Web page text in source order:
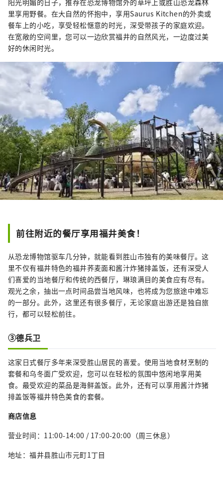
里享用野餐。在大自然的怀抱中，享用Saurus Kitchen的外卖或
餐车上的小吃，享受轻松惬意的时光，深受带孩子的家庭欢迎。
在宽敞的空间里，您可以一边欣赏福井的自然风光，一边度过美
好的休闲时光。
前往附近的餐厅享用福井美食！
从恐龙博物馆驱车几分钟，就能看到胜山市独有的美味餐厅。这
里不仅有福井特色的福井荞麦面和酱汁炸猪排盖饭，还有深受人
们喜爱的当地餐厅和传统的西餐厅，琳琅满目的美食应有尽有。
观光之余，抽出一点时间品尝当地风味，也将成为您旅途中难忘
的一部分。此外，这里还有很多餐厅，无论家庭出游还是独自旅
行，都可以轻松前往。
③德兵卫
这家日式餐厅多年来深受胜山居民的喜爱。使用当地食材烹制的
套餐和乌冬面广受欢迎，您可以在轻松的氛围中悠闲地享用美
食。最受欢迎的菜品是海鲜盖饭。此外，还有可以享用酱汁炸猪
排盖饭等福井特色美食的套餐。
商店信息
营业时间：11:00-14:00 / 17:00-20:00（周三休息）
地址：福井县胜山市元町1丁目